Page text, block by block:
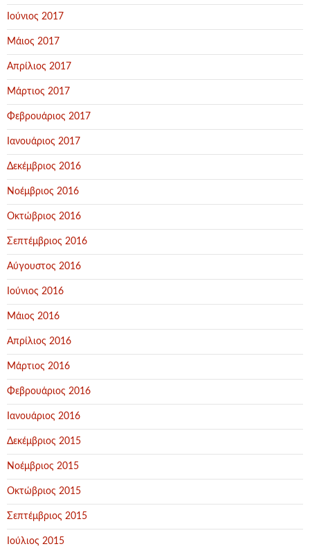
Ιούνιος 2017
Μάιος 2017
Απρίλιος 2017
Μάρτιος 2017
Φεβρουάριος 2017
Ιανουάριος 2017
Δεκέμβριος 2016
Νοέμβριος 2016
Οκτώβριος 2016
Σεπτέμβριος 2016
Αύγουστος 2016
Ιούνιος 2016
Μάιος 2016
Απρίλιος 2016
Μάρτιος 2016
Φεβρουάριος 2016
Ιανουάριος 2016
Δεκέμβριος 2015
Νοέμβριος 2015
Οκτώβριος 2015
Σεπτέμβριος 2015
Ιούλιος 2015